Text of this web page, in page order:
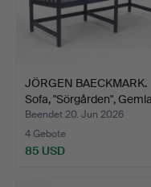
JÖRGEN BAECKMARK.
Sofa, "Sörgården",
Beendet 20. Jun 2026
4 Gebote
85 USD